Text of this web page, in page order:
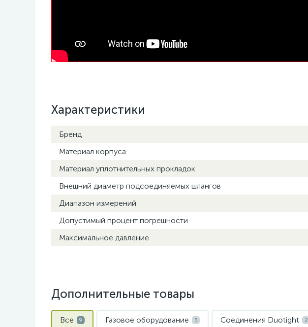
Характеристики
Бренд
Материал корпуса
Материал уплотнительных прокладок
Внешний диаметр подсоединяемых шлангов
Диапазон измерений
Допустимый процент погрешности
Максимальное давление
Дополнительные товары
Все 9 Газовое оборудование 5 Соединения Duotight 2